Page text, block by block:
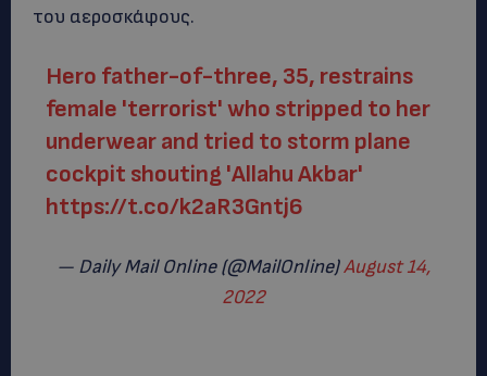
του αεροσκάφους.
Hero father-of-three, 35, restrains
female 'terrorist' who stripped to her
underwear and tried to storm plane
cockpit shouting 'Allahu Akbar'
https://t.co/k2aR3Gntj6
— Daily Mail Online (@MailOnline)August 14,
2022